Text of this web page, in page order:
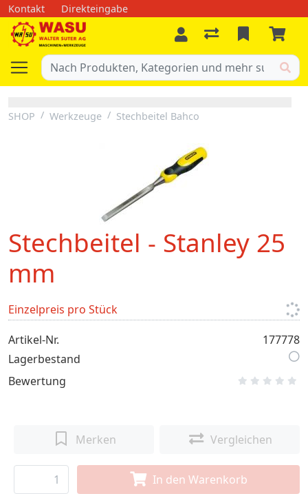
Kontakt Direkteingabe
SHOP Werkzeuge Stechbeitel Bahco
Stechbeitel - Stanley 25
mm
Einzelpreis pro Stück
Artikel-Nr.
177778
Lagerbestand
Bewertung
Merken Vergleichen
In den Warenkorb